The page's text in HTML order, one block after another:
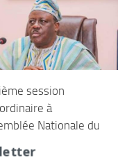
session
à
Nationale du
: Cinq projets de